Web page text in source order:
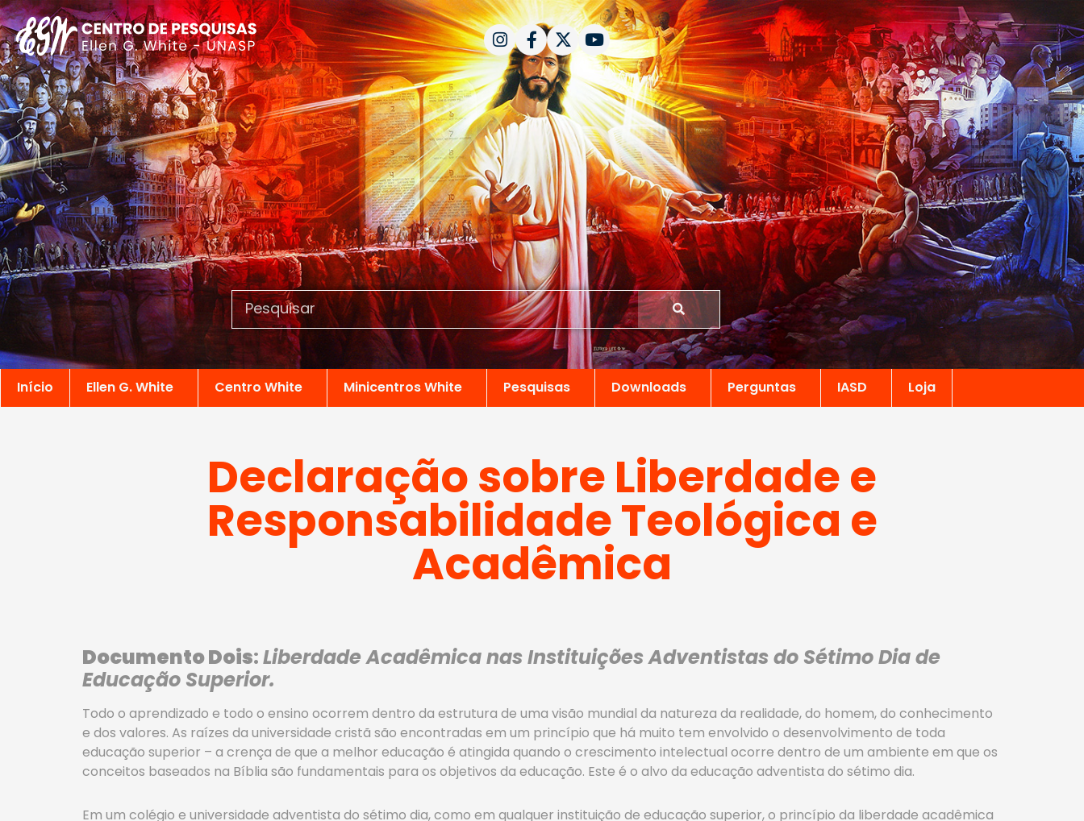
Início Ellen G. White Centro White Minicentros White Pesquisas Downloads Perguntas IASD Loja
Declaração sobre Liberdade e
Responsabilidade Teológica e
Acadêmica
Documento Dois:Liberdade Acadêmica nas Instituições Adventistas do Sétimo Dia de
Educação Superior.
Todo o aprendizado e todo o ensino ocorrem dentro da estrutura de uma visão mundial da natureza da realidade, do homem, do conhecimento
e dos valores. As raízes da universidade cristã são encontradas em um princípio que há muito tem envolvido o desenvolvimento de toda
educação superior – a crença de que a melhor educação é atingida quando o crescimento intelectual ocorre dentro de um ambiente em que os
conceitos baseados na Bíblia são fundamentais para os objetivos da educação. Este é o alvo da educação adventista do sétimo dia.
Em um colégio e universidade adventista do sétimo dia, como em qualquer instituição de educação superior, o princípio da liberdade acadêmica